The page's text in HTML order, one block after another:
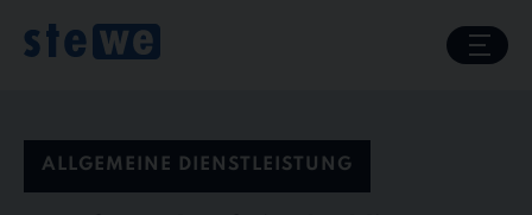
content
ALLGEMEINE DIENSTLEISTUNG